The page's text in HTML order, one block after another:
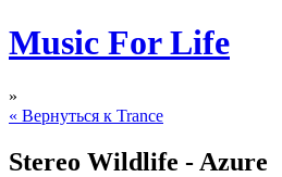
Music For Life
»
« Вернуться к Trance
Stereo Wildlife - Azure